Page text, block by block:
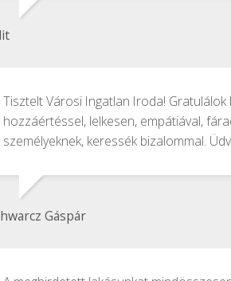
Tisztelt Városi Ingatlan Iroda!
hozzáértéssel, lelkesen, empátiával,
személyeknek, keressék bizalommal.
Gáspár